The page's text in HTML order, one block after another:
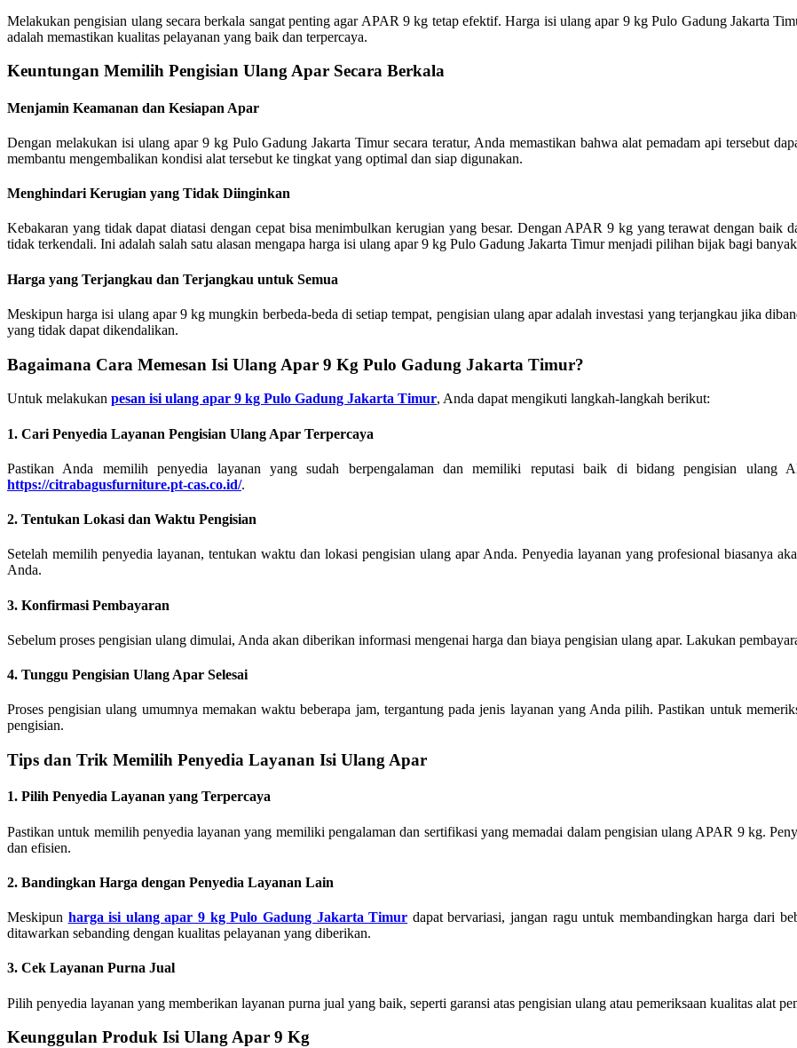
Melakukan pengisian ulang secara berkala sangat penting agar APAR 9 kg tetap efektif. Harga isi ulang apar 9 kg Pulo Gadung Jakarta
adalah memastikan kualitas pelayanan yang baik dan terpercaya.
Keuntungan Memilih Pengisian Ulang Apar Secara Berkala
Menjamin Keamanan dan Kesiapan Apar
Dengan melakukan isi ulang apar 9 kg Pulo Gadung Jakarta Timur secara teratur, Anda memastikan bahwa alat pemadam api tersebut
membantu mengembalikan kondisi alat tersebut ke tingkat yang optimal dan siap digunakan.
Menghindari Kerugian yang Tidak Diinginkan
Kebakaran yang tidak dapat diatasi dengan cepat bisa menimbulkan kerugian yang besar. Dengan APAR 9 kg yang terawat dengan baik
tidak terkendali. Ini adalah salah satu alasan mengapa harga isi ulang apar 9 kg Pulo Gadung Jakarta Timur menjadi pilihan bijak bagi
Harga yang Terjangkau dan Terjangkau untuk Semua
Meskipun harga isi ulang apar 9 kg mungkin berbeda-beda di setiap tempat, pengisian ulang apar adalah investasi yang terjangkau jika
yang tidak dapat dikendalikan.
Bagaimana Cara Memesan Isi Ulang Apar 9 Kg Pulo Gadung Jakarta Timur?
Untuk melakukan pesan isi ulang apar 9 kg Pulo Gadung Jakarta Timur, Anda dapat mengikuti langkah-langkah berikut:
1. Cari Penyedia Layanan Pengisian Ulang Apar Terpercaya
Pastikan Anda memilih penyedia layanan yang sudah berpengalaman dan memiliki reputasi baik di bidang pengisian
https://citrabagusfurniture.pt-cas.co.id/.
2. Tentukan Lokasi dan Waktu Pengisian
Setelah memilih penyedia layanan, tentukan waktu dan lokasi pengisian ulang apar Anda. Penyedia layanan yang profesional biasanya
Anda.
3. Konfirmasi Pembayaran
Sebelum proses pengisian ulang dimulai, Anda akan diberikan informasi mengenai harga dan biaya pengisian ulang apar. Lakukan
4. Tunggu Pengisian Ulang Apar Selesai
Proses pengisian ulang umumnya memakan waktu beberapa jam, tergantung pada jenis layanan yang Anda pilih. Pastikan untuk
pengisian.
Tips dan Trik Memilih Penyedia Layanan Isi Ulang Apar
1. Pilih Penyedia Layanan yang Terpercaya
Pastikan untuk memilih penyedia layanan yang memiliki pengalaman dan sertifikasi yang memadai dalam pengisian ulang APAR 9 kg.
dan efisien.
2. Bandingkan Harga dengan Penyedia Layanan Lain
Meskipun harga isi ulang apar 9 kg Pulo Gadung Jakarta Timur dapat bervariasi, jangan ragu untuk membandingkan harga dari
ditawarkan sebanding dengan kualitas pelayanan yang diberikan.
3. Cek Layanan Purna Jual
Pilih penyedia layanan yang memberikan layanan purna jual yang baik, seperti garansi atas pengisian ulang atau pemeriksaan kualitas alat
Keunggulan Produk Isi Ulang Apar 9 Kg